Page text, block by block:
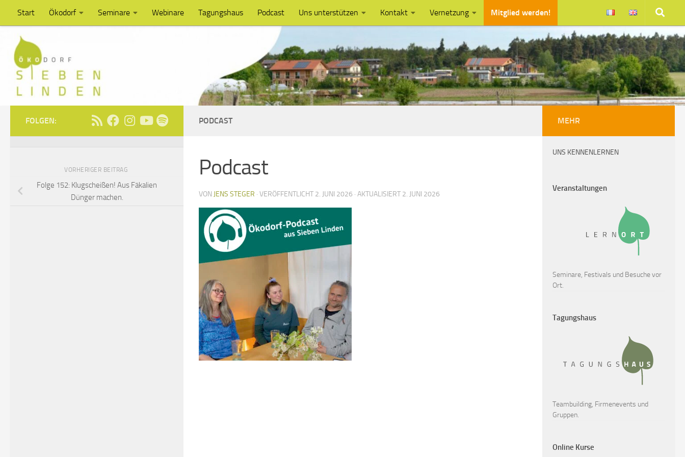
Unter dem Inhalt
Start Ökodorf Seminare Webinare Tagungshaus Podcast Uns unterstützen Kontakt Vernetzung Mitglied werden!
PODCAST
Podcast
VON JENS STEGER · VERÖFFENTLICHT 2. JUNI 2026 · AKTUALISIERT 2. JUNI 2026
FOLGEN:
VORHERIGER BEITRAG
Folge 152: Klugscheißen! Aus Fäkalien
Dünger machen.
MEHR
UNS KENNENLERNEN
Veranstaltungen
Seminare, Festivals und Besuche vor
Ort.
Tagungshaus
Teambuilding, Firmenevents und
Gruppen.
Online Kurse